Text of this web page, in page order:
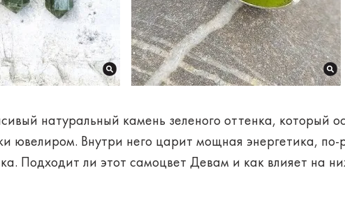
натуральный камень зеленого оттенка, который
ювелиром. Внутри него царит мощная энергетика, по-
Подходит ли этот самоцвет Девам и как влияет на